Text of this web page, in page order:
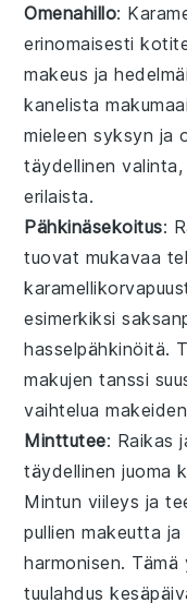
Omenahillo:
erinomaisesti
makeus ja
kanelista
mieleensyksyn ja
täydellinen
erilaista.
Pähkinäsekoitus:
tuovat mukavaa
esimerkiksi
hasselpähkinöitä.
makujen tanssi
vaihtelua
Minttutee: Raikas
täydellinen juoma
Mintun viileys ja
pullien makeutta
harmonisen.
tuulahdus